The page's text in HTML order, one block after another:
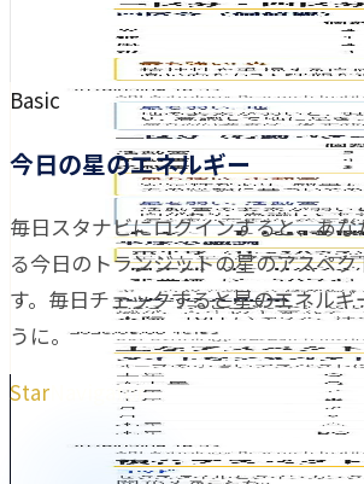
Basic
今日の星のエネルギー
毎日スタナビにログインすると、あ
る今日のトランジットの星のアスペ
す。毎日チェックすると星のエネル
うに。
Star Navigator